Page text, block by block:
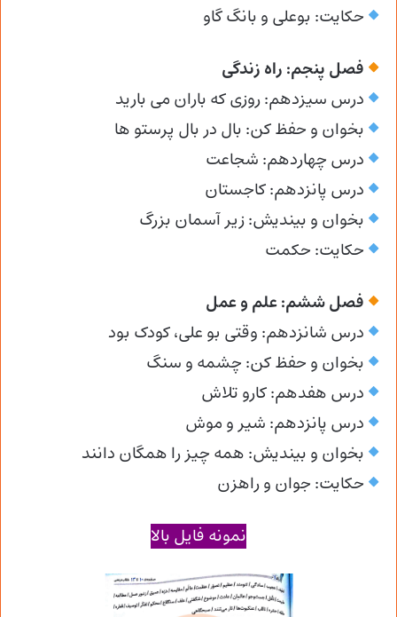
حکایت: بوعلی و بانگ گاو
فصل پنجم: راه زندگی
درس سیزدهم: روزی که باران می بارید
بخوان و حفظ کن: بال در بال پرستو ها
درس چهاردهم: شجاعت
درس پانزدهم: کاجستان
بخوان و بیندیش: زیر آسمان بزرگ
حکایت: حکمت
فصل ششم: علم و عمل
درس شانزدهم: وقتی بو علی، کودک بود
بخوان و حفظ کن: چشمه و سنگ
درس هفدهم: کارو تلاش
درس پانزدهم: شیر و موش
بخوان و بیندیش: همه چیز را همگان دانند
حکایت: جوان و راهزن
نمونه فایل بالا